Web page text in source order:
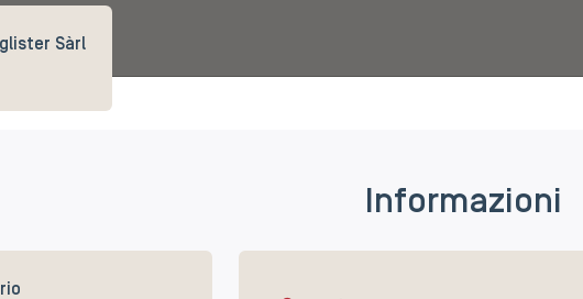
Sàrl
Informazioni